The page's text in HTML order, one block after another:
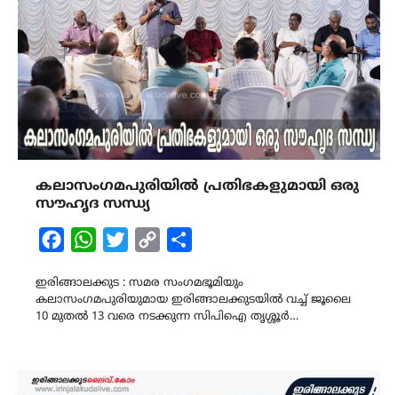
കലാസംഗമപുരിയിൽ പ്രതിഭകളുമായി ഒരു
സൗഹൃദ സന്ധ്യ
FacebookWhatsAppTwitterCopy
ഇരിങ്ങാലക്കുട : സമര സംഗമഭൂമിയും
കലാസംഗമപുരിയുമായ ഇരിങ്ങാലക്കുടയിൽ വച്ച് ജൂലൈ
10 മുതൽ 13 വരെ നടക്കുന്ന സിപിഐ തൃശ്ശൂർ…